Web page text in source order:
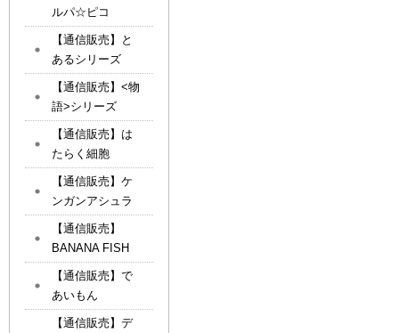
ルパ☆ピコ
【通信販売】と
あるシリーズ
【通信販売】<物
語>シリーズ
【通信販売】は
たらく細胞
【通信販売】ケ
ンガンアシュラ
【通信販売】
BANANA FISH
【通信販売】で
あいもん
【通信販売】デ